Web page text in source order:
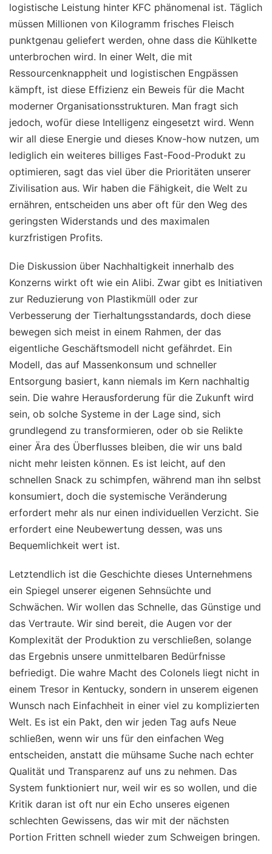
logistische Leistung hinter KFC phänomenal ist. Täglich
müssen Millionen von Kilogramm frisches Fleisch
punktgenau geliefert werden, ohne dass die Kühlkette
unterbrochen wird. In einer Welt, die mit
Ressourcenknappheit und logistischen Engpässen
kämpft, ist diese Effizienz ein Beweis für die Macht
moderner Organisationsstrukturen. Man fragt sich
jedoch, wofür diese Intelligenz eingesetzt wird. Wenn
wir all diese Energie und dieses Know-how nutzen, um
lediglich ein weiteres billiges Fast-Food-Produkt zu
optimieren, sagt das viel über die Prioritäten unserer
Zivilisation aus. Wir haben die Fähigkeit, die Welt zu
ernähren, entscheiden uns aber oft für den Weg des
geringsten Widerstands und des maximalen
kurzfristigen Profits.
Die Diskussion über Nachhaltigkeit innerhalb des
Konzerns wirkt oft wie ein Alibi. Zwar gibt es Initiativen
zur Reduzierung von Plastikmüll oder zur
Verbesserung der Tierhaltungsstandards, doch diese
bewegen sich meist in einem Rahmen, der das
eigentliche Geschäftsmodell nicht gefährdet. Ein
Modell, das auf Massenkonsum und schneller
Entsorgung basiert, kann niemals im Kern nachhaltig
sein. Die wahre Herausforderung für die Zukunft wird
sein, ob solche Systeme in der Lage sind, sich
grundlegend zu transformieren, oder ob sie Relikte
einer Ära des Überflusses bleiben, die wir uns bald
nicht mehr leisten können. Es ist leicht, auf den
schnellen Snack zu schimpfen, während man ihn selbst
konsumiert, doch die systemische Veränderung
erfordert mehr als nur einen individuellen Verzicht. Sie
erfordert eine Neubewertung dessen, was uns
Bequemlichkeit wert ist.
Letztendlich ist die Geschichte dieses Unternehmens
ein Spiegel unserer eigenen Sehnsüchte und
Schwächen. Wir wollen das Schnelle, das Günstige und
das Vertraute. Wir sind bereit, die Augen vor der
Komplexität der Produktion zu verschließen, solange
das Ergebnis unsere unmittelbaren Bedürfnisse
befriedigt. Die wahre Macht des Colonels liegt nicht in
einem Tresor in Kentucky, sondern in unserem eigenen
Wunsch nach Einfachheit in einer viel zu komplizierten
Welt. Es ist ein Pakt, den wir jeden Tag aufs Neue
schließen, wenn wir uns für den einfachen Weg
entscheiden, anstatt die mühsame Suche nach echter
Qualität und Transparenz auf uns zu nehmen. Das
System funktioniert nur, weil wir es so wollen, und die
Kritik daran ist oft nur ein Echo unseres eigenen
schlechten Gewissens, das wir mit der nächsten
Portion Fritten schnell wieder zum Schweigen bringen.